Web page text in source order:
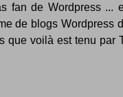
fan de Wordpress ...
de blogs Wordpress
que voilà est tenu par